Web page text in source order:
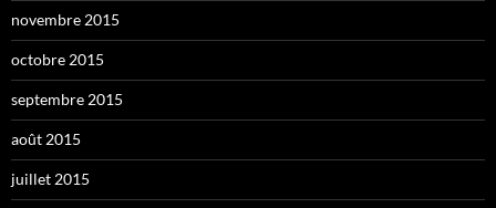
novembre 2015
octobre 2015
septembre 2015
août 2015
juillet 2015